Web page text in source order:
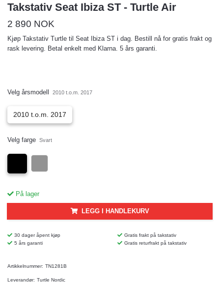
Takstativ Seat Ibiza ST - Turtle Air
2 890 NOK
Kjøp Takstativ Turtle til Seat Ibiza ST i dag. Bestill nå for gratis frakt og
rask levering. Betal enkelt med Klarna. 5 års garanti.
Velg årsmodell 2010 t.o.m. 2017
2010 t.o.m. 2017
Velg farge Svart
På lager
LEGG I HANDLEKURV
30 dager åpent kjøp
Gratis frakt på takstativ
5 års garanti
Gratis returfrakt på takstativ
Artikkelnummer: TN1281B
Leverandør: Turtle Nordic